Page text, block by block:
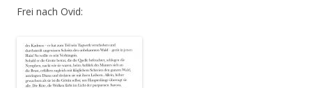
Frei nach Ovid: